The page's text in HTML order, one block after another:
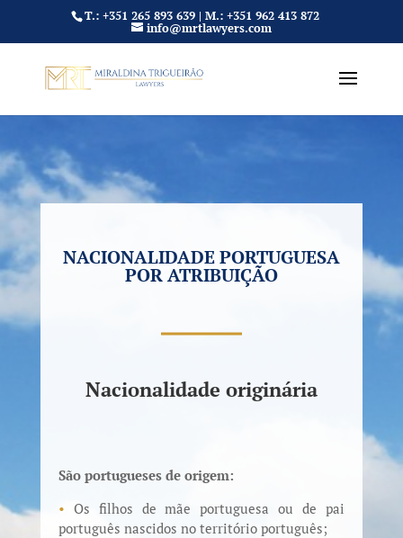
T.: +351 265 893 639 | M.: +351 962 413 872
info@mrtlawyers.com
NACIONALIDADE PORTUGUESA
POR ATRIBUIÇÃO
Nacionalidade originária
São portugueses de origem:
• Os filhos de mãe portuguesa ou de pai
português nascidos no território português;